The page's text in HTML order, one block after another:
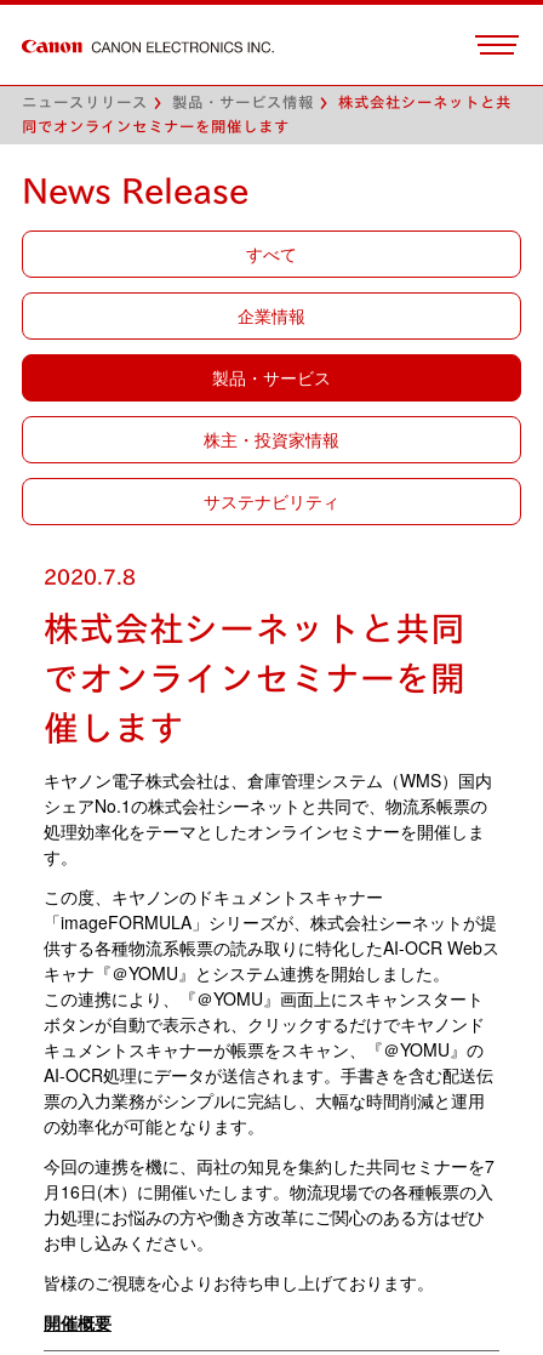
ニュースリリース 製品・サービス情報
株式会社シーネットと共
同でオンラインセミナーを開催します
News Release
すべて
企業情報
製品・サービス
株主・投資家情報
サステナビリティ
2020.7.8
株式会社シーネットと共同
でオンラインセミナーを開
催します
キヤノン電子株式会社は、倉庫管理システム（WMS）国内
シェアNo.1の株式会社シーネットと共同で、物流系帳票の
処理効率化をテーマとしたオンラインセミナーを開催しま
す。
この度、キヤノンのドキュメントスキャナー
「imageFORMULA」シリーズが、株式会社シーネットが提
供する各種物流系帳票の読み取りに特化したAI-OCR Webス
キャナ『＠YOMU』とシステム連携を開始しました。
この連携により、『＠YOMU』画面上にスキャンスタート
ボタンが自動で表示され、クリックするだけでキヤノンド
キュメントスキャナーが帳票をスキャン、『＠YOMU』の
AI-OCR処理にデータが送信されます。手書きを含む配送伝
票の入力業務がシンプルに完結し、大幅な時間削減と運用
の効率化が可能となります。
今回の連携を機に、両社の知見を集約した共同セミナーを7
月16日(木）に開催いたします。物流現場での各種帳票の入
力処理にお悩みの方や働き方改革にご関心のある方はぜひ
お申し込みください。
皆様のご視聴を心よりお待ち申し上げております。
開催概要